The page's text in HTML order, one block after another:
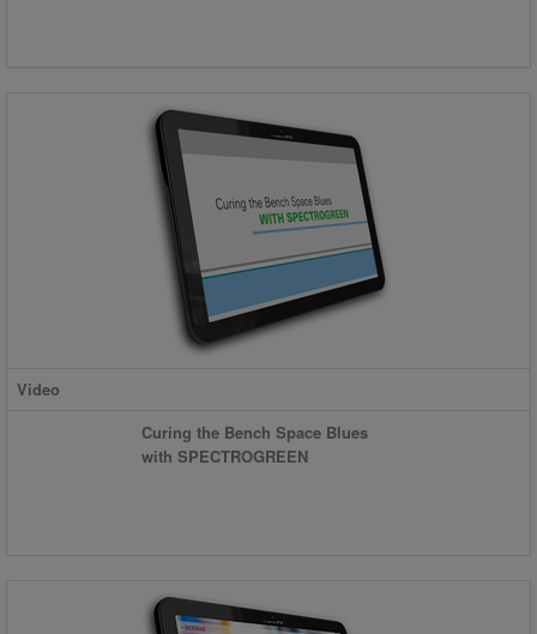
Video
Curing the Bench Space Blues
with SPECTROGREEN